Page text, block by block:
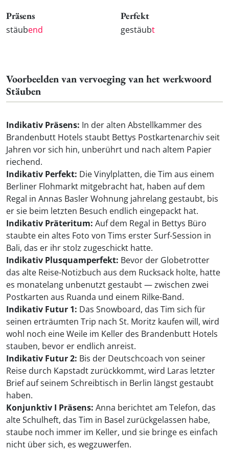
Präsens
stäubend
Perfekt
gestäubt
Voorbeelden van vervoeging van het werkwoord
Stäuben
Indikativ Präsens: In der alten Abstellkammer des
Brandenbutt Hotels staubt Bettys Postkartenarchiv seit
Jahren vor sich hin, unberührt und nach altem Papier
riechend.
Indikativ Perfekt: Die Vinylplatten, die Tim aus einem
Berliner Flohmarkt mitgebracht hat, haben auf dem
Regal in Annas Basler Wohnung jahrelang gestaubt, bis
er sie beim letzten Besuch endlich eingepackt hat.
Indikativ Präteritum: Auf dem Regal in Bettys Büro
staubte ein altes Foto von Tims erster Surf-Session in
Bali, das er ihr stolz zugeschickt hatte.
Indikativ Plusquamperfekt: Bevor der Globetrotter
das alte Reise-Notizbuch aus dem Rucksack holte, hatte
es monatelang unbenutzt gestaubt — zwischen zwei
Postkarten aus Ruanda und einem Rilke-Band.
Indikativ Futur 1: Das Snowboard, das Tim sich für
seinen erträumten Trip nach St. Moritz kaufen will, wird
wohl noch eine Weile im Keller des Brandenbutt Hotels
stauben, bevor er endlich anreist.
Indikativ Futur 2: Bis der Deutschcoach von seiner
Reise durch Kapstadt zurückkommt, wird Laras letzter
Brief auf seinem Schreibtisch in Berlin längst gestaubt
haben.
Konjunktiv I Präsens: Anna berichtet am Telefon, das
alte Schulheft, das Tim in Basel zurückgelassen habe,
staube noch immer im Keller, und sie bringe es einfach
nicht über sich, es wegzuwerfen.